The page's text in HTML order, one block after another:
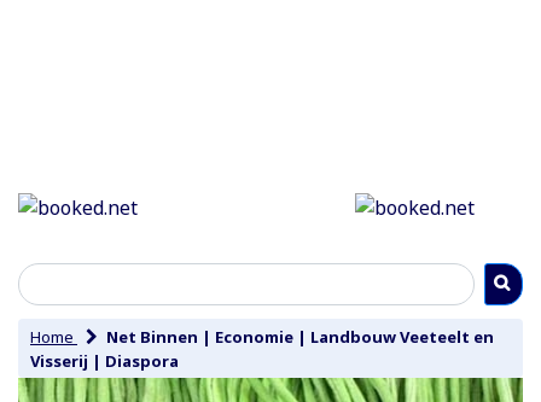
Home Net Binnen | Economie | Landbouw Veeteelt en
Visserij | Diaspora